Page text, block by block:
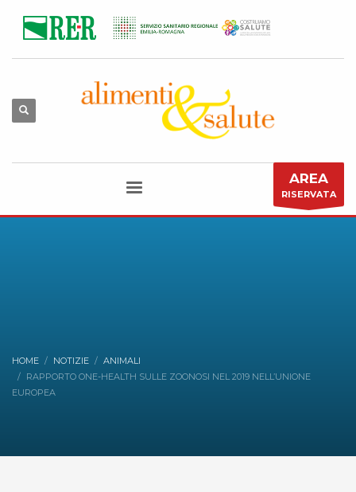
AREA
RISERVATA
HOME NOTIZIE
ANIMALI
RAPPORTO ONE-HEALTH SULLE ZOONOSI NEL 2019 NELL’UNIONE
EUROPEA